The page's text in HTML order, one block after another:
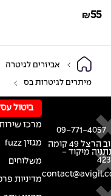
₪55
אביזרים לגיטרה
מיתרים לגיטרות בס
רחוב הרצל 49 קומה
מיקוד -
09-771-4057
ביטול
מרכז
מגזין fuzz
משלוחים
מדיניות